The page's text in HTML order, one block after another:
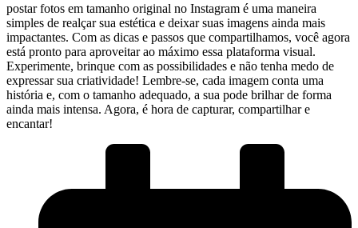
postar fotos em tamanho ‌original no ⁣Instagram é ⁣uma maneira
simples de realçar ​sua estética e deixar suas imagens ainda mais
impactantes. Com as dicas e passos que compartilhamos, você agora
está pronto para aproveitar ao máximo essa plataforma visual.
‍Experimente, brinque com‍ as possibilidades e não tenha medo de
expressar sua criatividade! Lembre-se, cada imagem conta uma
história‌ e, com o tamanho adequado, a sua pode brilhar de forma
ainda mais intensa. Agora, ⁤é hora de capturar, compartilhar e
encantar!